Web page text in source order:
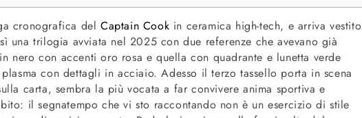
cronografica delCaptain Cook in ceramica high-tech, e arriva vestito
una trilogia avviata nel 2025 con due referenze che avevano già
nero con accenti oro rosa e quella con quadrante e lunetta verde
con dettagli in acciaio. Adesso il terzo tassello porta in scena
carta, sembra la più vocata a far convivere anima sportiva e
il segnatempo che vi sto raccontando non è un esercizio di stile